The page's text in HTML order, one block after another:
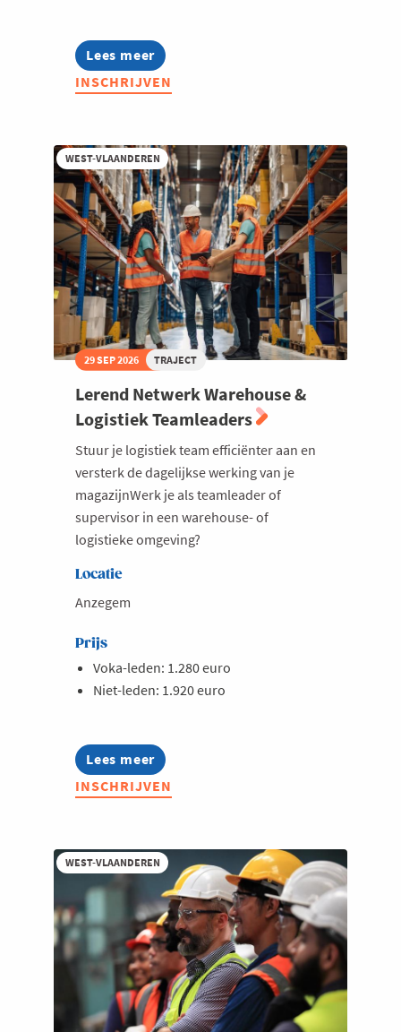
Lees meer
about
Lerend
Netwerk
INSCHRIJVEN
WEST-VLAANDEREN
29 SEP 2026 TRAJECT
Lerend Netwerk Warehouse &
Logistiek Teamleaders
Stuur je logistiek team efficiënter aan en
versterk de dagelijkse werking van je
magazijnWerk je als teamleader of
supervisor in een warehouse- of
logistieke omgeving?
Locatie
Anzegem
Prijs
Voka-leden: 1.280 euro
Niet-leden: 1.920 euro
Lees meer
about
Lerend
Netwerk
Teamleaders
INSCHRIJVEN
WEST-VLAANDEREN